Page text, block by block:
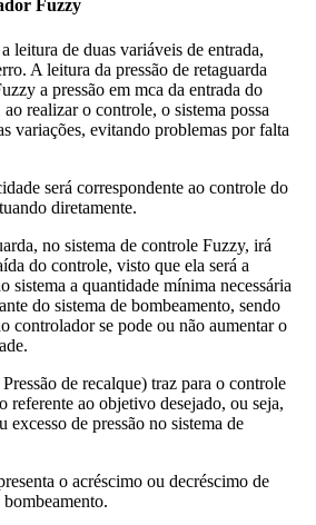
Fuzzy
leitura de duas variáveis de entrada,
A leitura da pressão de retaguarda
a pressão em mca da entrada do
ao realizar o controle, o sistema possa
variações, evitando problemas por falta
será correspondente ao controle do
diretamente.
no sistema de controle Fuzzy, irá
do controle, visto que ela será a
sistema a quantidade mínima necessária
do sistema de bombeamento, sendo
controlador se pode ou não aumentar o
de recalque) traz para o controle
referente ao objetivo desejado, ou seja,
excesso de pressão no sistema de
o acréscimo ou decréscimo de